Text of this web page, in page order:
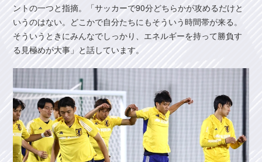
ントの一つと指摘。「サッカーで90分どちらかが攻めるだけと
いうのはない。どこかで自分たちにもそういう時間帯が来る。
そういうときにみんなでしっかり、エネルギーを持って勝負す
る見極めが大事」と話しています。